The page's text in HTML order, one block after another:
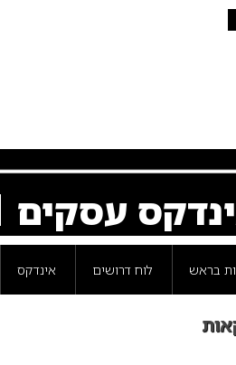
עסקים
בראש לוח דרושים אינדקס